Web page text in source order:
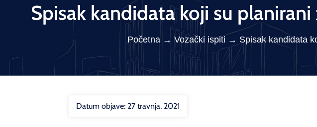
Spisak kandidata koji su
Početna→ Vozački ispiti → Spisak kandidata
Datum objave: 27 travnja, 2021